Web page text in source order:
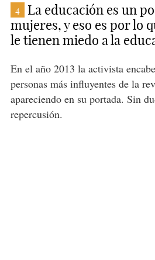
4
La educación es un
mujeres, y eso es por lo
le tienen miedo a la
En el año 2013 la activista
personas más influyentes de la
apareciendo en su portada. Sin
repercusión.